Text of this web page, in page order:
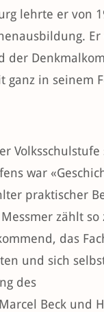
lehrte er von
Er
der
ganz in seinem
Volksschulstufe
war
praktischer
zählt so
das
und sich
des
Beck und